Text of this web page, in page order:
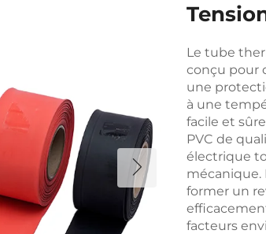
Le tube
conçu pour
une
à une
facile et
PVC de
électrique
mécanique.
former un
facteurs